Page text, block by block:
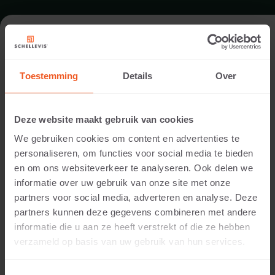
Toestemming Details Over
Deze website maakt gebruik van cookies
We gebruiken cookies om content en advertenties te
personaliseren, om functies voor social media te bieden
en om ons websiteverkeer te analyseren. Ook delen we
informatie over uw gebruik van onze site met onze
partners voor social media, adverteren en analyse. Deze
partners kunnen deze gegevens combineren met andere
informatie die u aan ze heeft verstrekt of die ze hebben
verzameld op basis van uw gebruik van hun services.
TERRASSE IN DIDAM
Architekt:
Standort:
Didam
Anwendung:
Terrasse
Fotografie:
Cees Rijnen
Produkte:
Grossformatplatte 100x100x5 Creme